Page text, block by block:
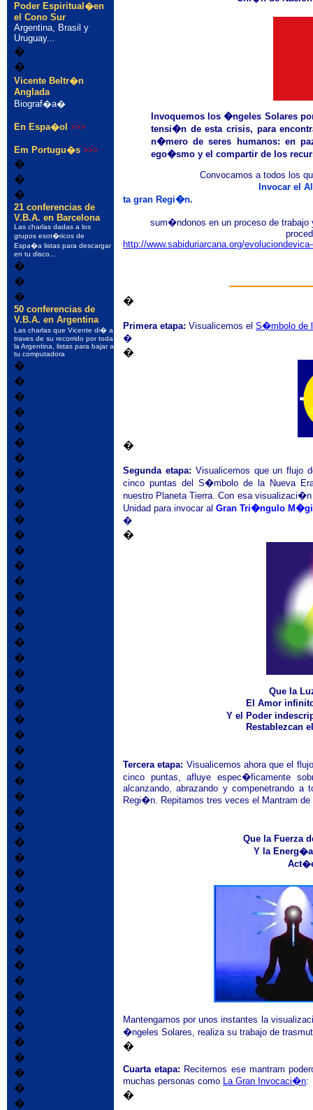
Invoquemos los �ngeles Solares
tensi�n de esta crisis, para
n�mero de seres humanos: en
ego�smo y el compartir de los
Convocamos a todos los
Invocar el
ta gran Regi�n.
sum�ndonos en un proceso de trabajo
http://www.sabiduriarcana.org/
�
Primera etapa: Visualicemos el S�mbolo de
�
�
�
Segunda etapa: Visualicemos que un flujo
cinco puntas del S�mbolo de la Nueva
nuestro Planeta Tierra. Con esa
Unidad para invocar al Gran Tri�ngulo
�
�
Que la
El Amor
Y el Poder
Restablezcan
Tercera etapa: Visualicemos ahora que el
cinco puntas , afluye espec�ficamente
alcanzando, abrazando y compenetrando
Regi�n . Repitamos tres veces el Mantram
Que la Fuerza
Y la
Mantengamos por unos instantes la
�ngeles Solares, realiza su trabajo de
�
Cuarta etapa: Recitemos ese mantram
muchas personas como La Gran Invocaci�n:
�
�
�
�
Poder Espiritual�en
el Cono Sur
Argentina, Brasil y
Uruguay...
�
�
Vicente Beltr�n
Anglada
Biograf�a�
En Espa�ol >>>
Em Portugu�s >>>
�
�
�
21 conferencias de
V.B.A. en Barcelona
Las charlas dadas a los
grupos esot�ricos de
Espa�a listas para descargar
en tu disco...
�
�
�
50 conferencias de
V.B.A. en Argentina
Las charlas que Vicente di� a
traves de su recorrido por toda
la Argentina, listas para bajar a
tu computadora
�
�
�
�
�
�
�
�
�
�
�
�
�
�
�
�
�
�
�
�
�
�
�
�
�
�
�
�
�
�
�
�
�
�
�
�
�
�
�
�
�
�
�
�
�
�
�
�
�